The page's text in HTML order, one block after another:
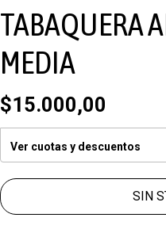
TABAQUERA
MEDIA
$15.000,00
Ver cuotas y descuentos
SIN